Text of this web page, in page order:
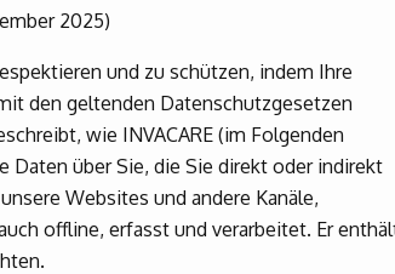
2025)
und zu schützen, indem Ihre
den geltenden Datenschutzgesetzen
wie INVACARE (im Folgenden
Daten über Sie, die Sie direkt oder indirekt
Websites und andere Kanäle,
offline, erfasst und verarbeitet. Er